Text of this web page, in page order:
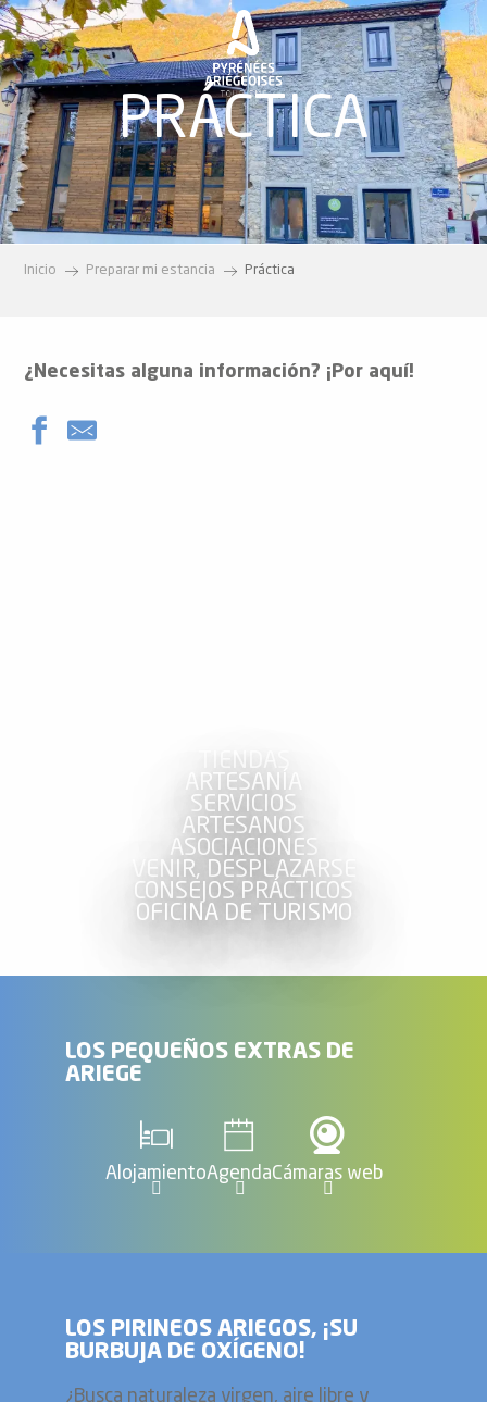
Aller
au
contenu
principal
PRÁCTICA
Inicio Preparar mi estancia Práctica
¿Necesitas alguna información? ¡Por aquí!
TIENDAS
ARTESANÍA
SERVICIOS
ARTESANOS
ASOCIACIONES
VENIR, DESPLAZARSE
CONSEJOS PRÁCTICOS
OFICINA DE TURISMO
LOS PEQUEÑOS EXTRAS DE
ARIEGE
AlojamientoAgendaCámaras web
LOS PIRINEOS ARIEGOS, ¡SU
BURBUJA DE OXÍGENO!
¿Busca naturaleza virgen, aire libre y